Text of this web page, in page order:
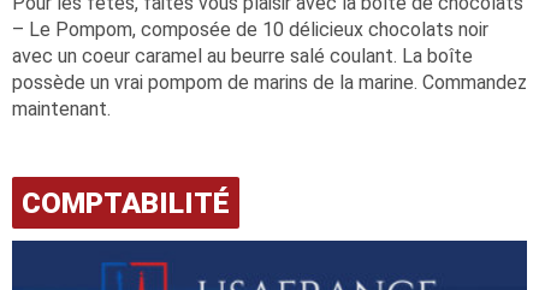
– Le Pompom, composée de 10 délicieux chocolats noir
avec un coeur caramel au beurre salé coulant. La boîte
possède un vrai pompom de marins de la marine. Commandez
maintenant.
COMPTABILITÉ